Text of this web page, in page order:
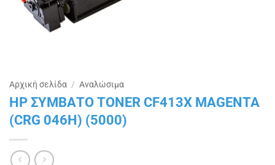
Αρχική σελίδα / Αναλώσιμα
HP ΣΥΜΒΑΤΟ TONER CF413X MAGENTA
(CRG 046H) (5000)